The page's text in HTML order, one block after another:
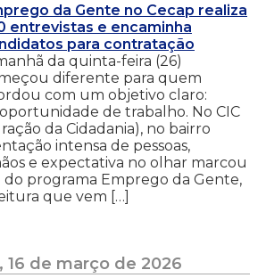
da Gente no Cecap realiza
entrevistas e encaminha
para contratação
da quinta-feira (26)
diferente para quem
com um objetivo claro:
de trabalho. No CIC
da Cidadania), no bairro
intensa de pessoas,
e expectativa no olhar marcou
do programa Emprego da Gente,
que vem […]
16 de março de 2026